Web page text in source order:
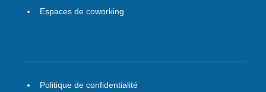
Espaces de coworking
Politique de confidentialité